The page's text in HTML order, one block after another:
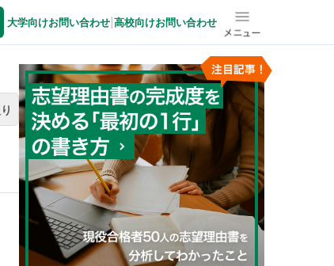
大学向けお問い合わせ 高校向けお問い合わせ メニュー